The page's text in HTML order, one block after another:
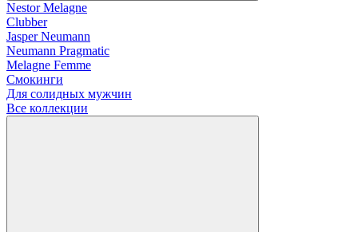
Nestor Melagne
Clubber
Jasper Neumann
Neumann Pragmatic
Melagne Femme
Смокинги
Для солидных мужчин
Все коллекции